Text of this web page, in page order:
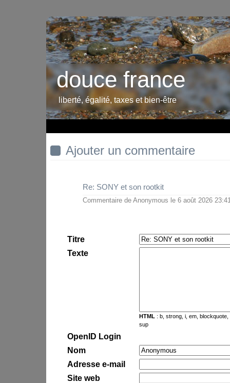
douce france
liberté, égalité, taxes et bien-être
Ajouter un commentaire
Re: SONY et son rootkit
Commentaire de Anonymous le 6 août 2026
Titre
Texte
HTML : b, strong, i, em,
sup
OpenID Login
Nom
Adresse e-mail
Site web